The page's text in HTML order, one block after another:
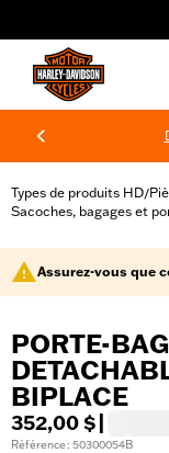
Types de produits HD/
Sacoches, bagages et
Assurez-vous que
PORTE-
BIPLACE
352,00 $
Référence : 50300054B